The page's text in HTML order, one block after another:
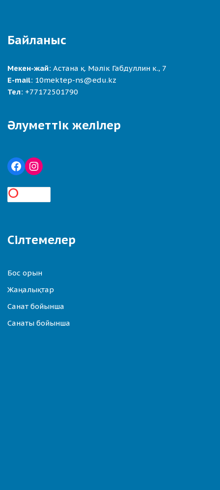
Байланыс
Мекен-жай: Астана қ. Мәлік Габдуллин к., 7
E-mail: 10mektep-ns@edu.kz
Тел: +77172501790
Әлуметтік желілер
Сілтемелер
Бос орын
Жаңалықтар
Санат бойынша
Санаты бойынша